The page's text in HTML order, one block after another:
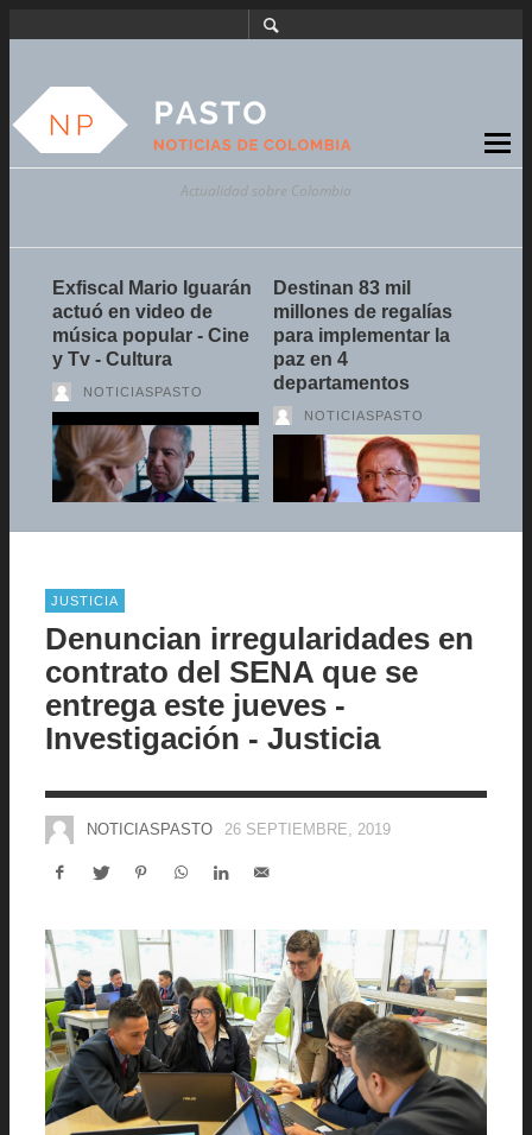
Actualidad sobre Colombia
Exfiscal Mario Iguarán
actuó en video de
música popular - Cine
y Tv - Cultura
NOTICIASPASTO
Destinan 83 mil
millones de regalías
para implementar la
paz en 4
departamentos
NOTICIASPASTO
JUSTICIA
Denuncian irregularidades en
contrato del SENA que se
entrega este jueves -
Investigación - Justicia
NOTICIASPASTO 26 SEPTIEMBRE, 2019